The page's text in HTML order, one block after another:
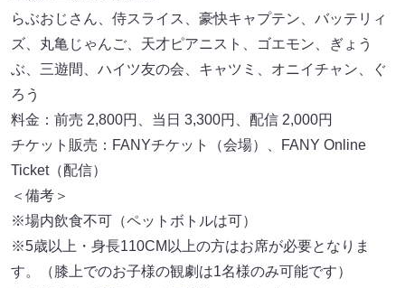
らぶおじさん、侍スライス、豪快キャプテン、バッテリィ
ズ、丸亀じゃんご、天才ピアニスト、ゴエモン、ぎょう
ぶ、三遊間、ハイツ友の会、キャツミ、オニイチャン、ぐ
ろう
料金：前売 2,800円、当日 3,300円、配信 2,000円
チケット販売：FANYチケット（会場）、FANY Online
Ticket（配信）
＜備考＞
※場内飲食不可（ペットボトルは可）
※5歳以上・身長110CM以上の方はお席が必要となりま
す。（膝上でのお子様の観劇は1名様のみ可能です）